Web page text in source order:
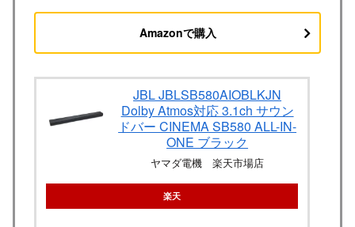
Amazonで購入
JBL JBLSB580AIOBLKJN
Dolby Atmos対応 3.1ch サウン
ドバー CINEMA SB580 ALL-IN-
ONE ブラック
ヤマダ電機 楽天市場店
楽天